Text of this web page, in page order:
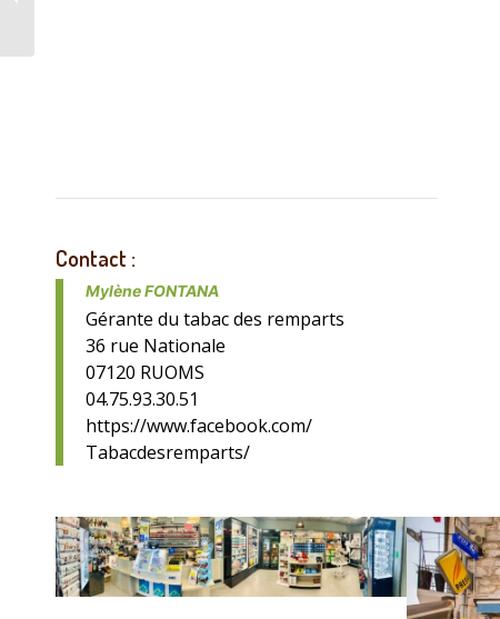
Contact :
Mylène FONTANA
Gérante du tabac des remparts
36 rue Nationale
07120 RUOMS
04.75.93.30.51
https://www.facebook.com/
Tabacdesremparts/